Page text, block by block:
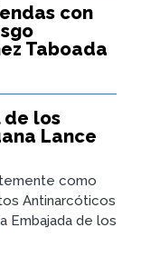
con
Taboada
de los
Lance
como
Antinarcóticos
Embajada de los